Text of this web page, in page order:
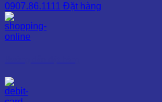
0907.86.1111 Đặt hàng